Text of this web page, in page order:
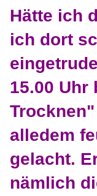
Hätte ich
ich dort
15.00 Uhr
alledem
gelacht.
nämlich